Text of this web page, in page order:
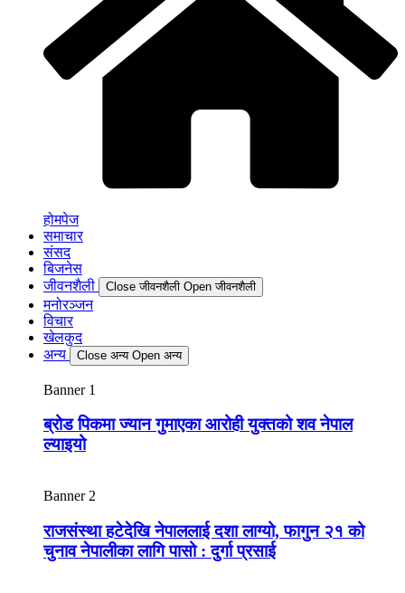
होमपेज
समाचार
संसद
बिजनेस
जीवनशैली
Close जीवनशैली Open जीवनशैली
मनोरञ्जन
विचार
खेलकुद
अन्य
Close अन्य Open अन्य
Banner 1
ब्रोड पिकमा ज्यान गुमाएका आरोही युक्तको शव नेपाल
ल्याइयो
Banner 2
राजसंस्था हटेदेखि नेपाललाई दशा लाग्यो, फागुन २१ को
चुनाव नेपालीका लागि पासो : दुर्गा प्रसाई